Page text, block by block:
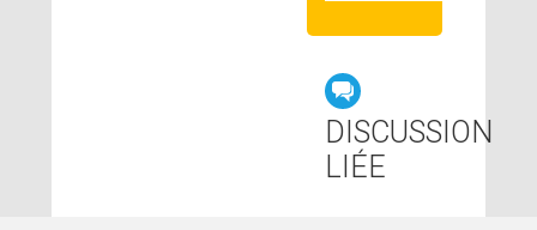
DISCUSSION
LIÉE